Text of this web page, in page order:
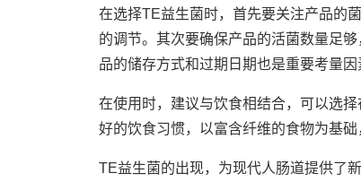
在选择TE益生菌时，首先要关注产品的
的调节。其次要确保产品的活菌数量足
品的储存方式和过期日期也是重要考量因
在使用时，建议与饮食相结合，可以选
好的饮食习惯，以富含纤维的食物为基础
TE益生菌的出现，为现代人肠道提供了